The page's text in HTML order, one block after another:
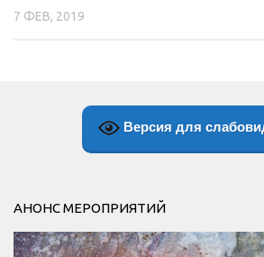
7 ФЕВ, 2019
Версия для
АНОНС МЕРОПРИЯТИЙ